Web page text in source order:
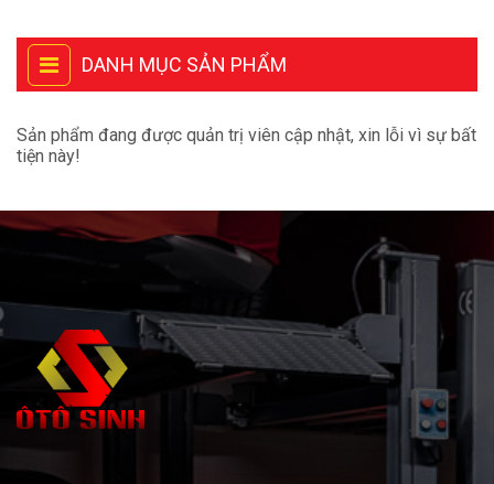
DANH MỤC SẢN PHẨM
Sản phẩm đang được quản trị viên cập nhật, xin lỗi vì sự bất
tiện này!